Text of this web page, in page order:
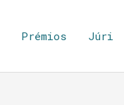
Prémios Júri